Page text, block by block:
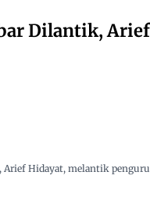
Dilantik,
Hidayat, melantik